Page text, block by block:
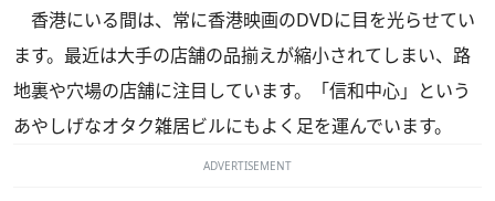
香港にいる間は、常に香港映画のDVDに目を光らせてい
ます。最近は大手の店舗の品揃えが縮小されてしまい、路
地裏や穴場の店舗に注目しています。「信和中心」という
あやしげなオタク雑居ビルにもよく足を運んでいます。
ADVERTISEMENT